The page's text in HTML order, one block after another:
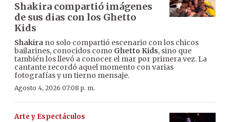
Shakira compartió imágenes
de sus dias con los Ghetto
Kids
Shakira no solo compartió escenario con los chicos
bailarines, conocidos como Ghetto Kids, sino que
también los llevó a conocer el mar por primera vez. La
cantante recordó aquel momento con varias
fotografías y un tierno mensaje.
Agosto 4, 2026 07:08 p. m.
Arte y Espectáculos